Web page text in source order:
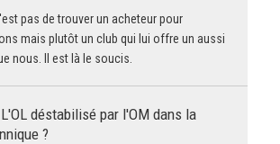
pas de trouver un acheteur pour
mais plutôt un club qui lui offre un aussi
nous. Il est là le soucis.
L'OL déstabilisé par l'OM dans la
?